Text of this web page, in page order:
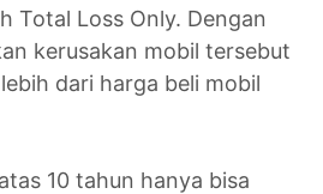
Total Loss Only. Dengan
kerusakan mobil tersebut
dari harga beli mobil
10 tahun hanya bisa